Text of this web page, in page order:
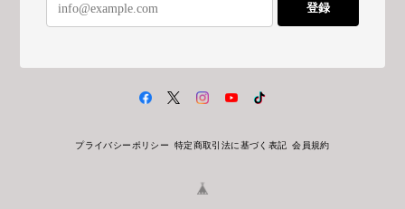
登録
プライバシーポリシー 特定商取引法に基づく表記 会員規約